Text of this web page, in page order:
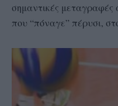
σημαντικές μεταγραφές
που “πόναγε” πέρυσι,